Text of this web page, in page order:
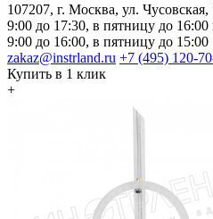
107207, г. Москва, ул. Чусовская,
9:00 до 17:30, в пятницу до 16:00
9:00 до 16:00, в пятницу до 15:00
zakaz@instrland.ru +7 (495) 120-
Купить в 1 клик
+